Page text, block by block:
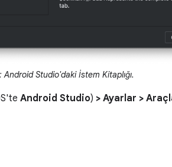
Android Studio'daki İstem Kitaplığı.
Android Studio) > Ayarlar >